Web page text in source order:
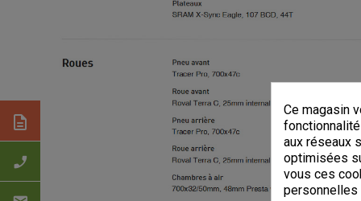
description
phone_enabled
Ce magasin
aux réseaux
optimisées
vous ces
personnelles